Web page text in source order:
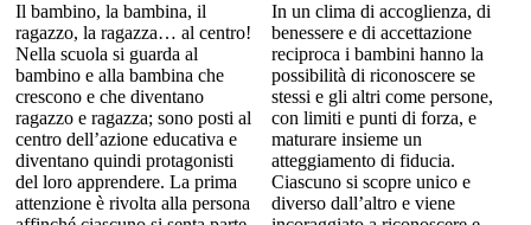
Il bambino, la bambina, il
ragazzo, la ragazza… al centro!
Nella scuola si guarda al
bambino e alla bambina che
crescono e che diventano
ragazzo e ragazza; sono posti al
centro dell’azione educativa e
diventano quindi protagonisti
del loro apprendere. La prima
attenzione è rivolta alla persona
In un clima di accoglienza, di
benessere e di accettazione
reciproca i bambini hanno la
possibilità di riconoscere se
stessi e gli altri come persone,
con limiti e punti di forza, e
maturare insieme un
atteggiamento di fiducia.
Ciascuno si scopre unico e
diverso dall’altro e viene